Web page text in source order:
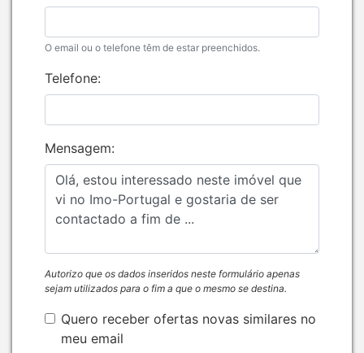
O email ou o telefone têm de estar preenchidos.
Telefone:
Mensagem:
Autorizo que os dados inseridos neste formulário apenas
sejam utilizados para o fim a que o mesmo se destina.
Quero receber ofertas novas similares no
meu email